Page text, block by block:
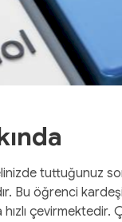
tuttuğunuz
Bu öğrenci
çevirmektedir.